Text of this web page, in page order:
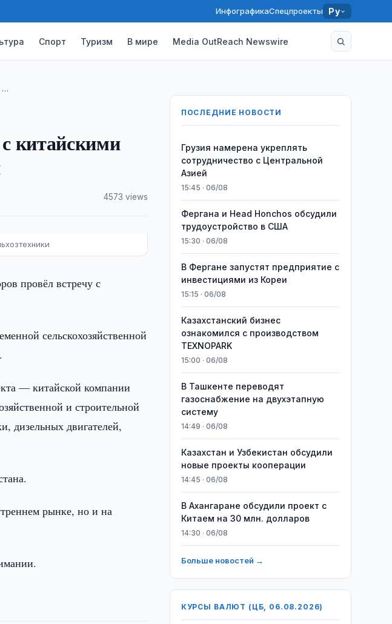
ИнфографикаСпецпроекты Ру
Спорт Туризм В мире Media OutReach Newswire
…
китайскими
4573 views
провёл встречу с
сельскохозяйственной
— китайской компании
и строительной
дизельных двигателей,
рынке, но и на
ПОСЛЕДНИЕ НОВОСТИ
Грузия намерена укреплять
сотрудничество с Центральной
Азией
15:45 · 06/08
Фергана и Head Honchos обсудили
трудоустройство в США
15:30 · 06/08
В Фергане запустят предприятие с
инвестициями из Кореи
15:15 · 06/08
Казахстанский бизнес
ознакомился с производством
TEXNOPARK
15:00 · 06/08
В Ташкенте переводят
газоснабжение на двухэтапную
систему
14:49 · 06/08
Казахстан и Узбекистан обсудили
новые проекты кооперации
14:45 · 06/08
В Ахангаране обсудили проект с
Китаем на 30 млн. долларов
14:30 · 06/08
Больше новостей →
КУРСЫ ВАЛЮТ (ЦБ, 06.08.2026)